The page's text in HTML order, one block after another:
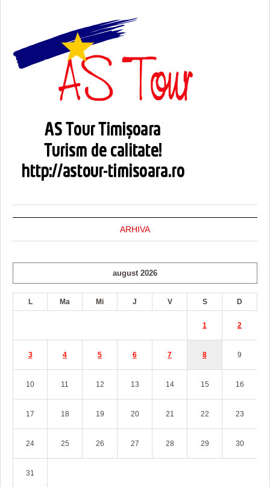
ARHIVA
august 2026
L Ma Mi J V S D
1 2
3 4 5 6 7 8 9
10 11 12 13 14 15 16
17 18 19 20 21 22 23
24 25 26 27 28 29 30
31